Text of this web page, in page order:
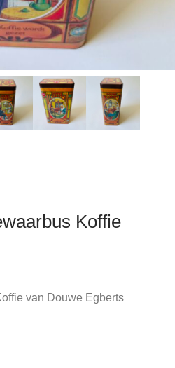
Koffie
van Douwe Egberts